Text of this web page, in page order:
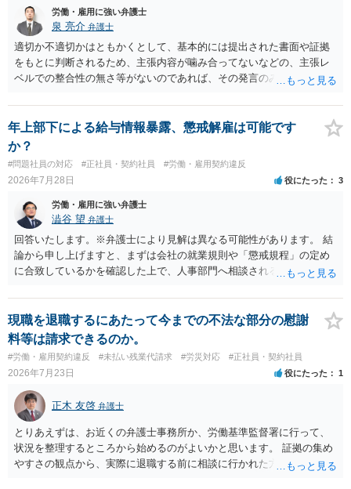
あります。労働・雇用に強い弁護士
泉 亮介 弁護士
適切か不適切かはともかくとして、基本的には提出された書面や証拠
をもとに判断されるため、主張内容が噛み合ってないなどの、主張レ
ベルでの整合性の無さ等がないのであれば、その発言のみで大きく不
年上部下による給与情報暴露、懲戒解雇は可能です
か？
#問題社員の対応 #正社員・契約社員 #労働・雇用契約違反
2026年7月28日 役にたった 3
労働・雇用に強い弁護士
澁谷 望 弁護士
回答いたします。※弁護士により見解は異なる可能性があります。 結
論から申し上げますと、まずは会社の就業規則や「懲戒規程」の定め
に合致しているかを確認した上で、人事部門へ相談されることが最優
ものの、重い懲戒処分の対象には十分なり得ます。 名誉や評価の回復
については、会社側に「部下の不正行為による情報漏洩」と正式に認
定させ、誤認した他部署への適切なフォローや周知を求めるのが有効
です。 あるいは、懲戒があったことを社内で周知される手続があるの
ならば、それにより軽微ながら回復はできるかもしれません。 さらに
個人としても、相手に対してプライバシー侵害等に基づく損害賠償
（慰謝料）を請求する選択肢がありえます（ただし、金額は多額にな
らない可能性があります。）。
現職を退職するにあたって今までの不法な部分の慰謝
料等は請求できるのか。
#労働・雇用契約違反 #未払い残業代請求 #労災対応 #正社員・契約社員
2026年7月23日 役にたった 1
正木 友啓 弁護士
とりあえずは、お近くの弁護士事務所か、労働基準監督署に行って、
状況を整理するところから始めるのがよいかと思います。 証拠の集め
やすさの観点から、実際に退職する前に相談に行かれた方がよいかと